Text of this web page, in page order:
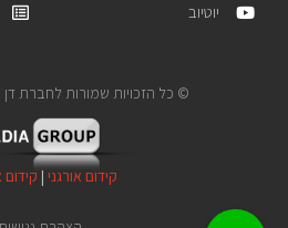
יוטיוב
© כל הזכויות שמורות לחברת דן
קידום אורגני |